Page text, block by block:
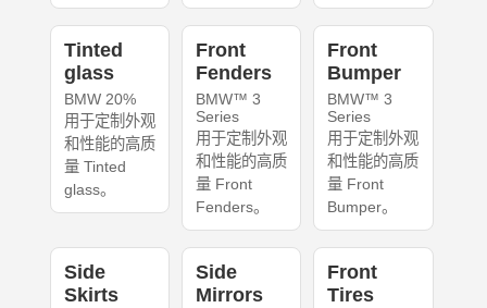
Tinted
glass
BMW 20%
用于定制外观
和性能的高质
量 Tinted
glass。
Front
Fenders
BMW™ 3
Series
用于定制外观
和性能的高质
量 Front
Fenders。
Front
Bumper
BMW™ 3
Series
用于定制外观
和性能的高质
量 Front
Bumper。
Side
Skirts
Side
Mirrors
Front
Tires